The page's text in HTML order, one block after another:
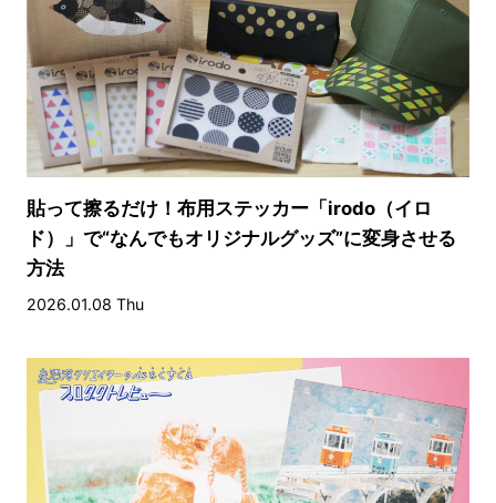
貼って擦るだけ！布用ステッカー「irodo（イロ
ド）」で“なんでもオリジナルグッズ”に変身させる
方法​
2026.01.08 Thu